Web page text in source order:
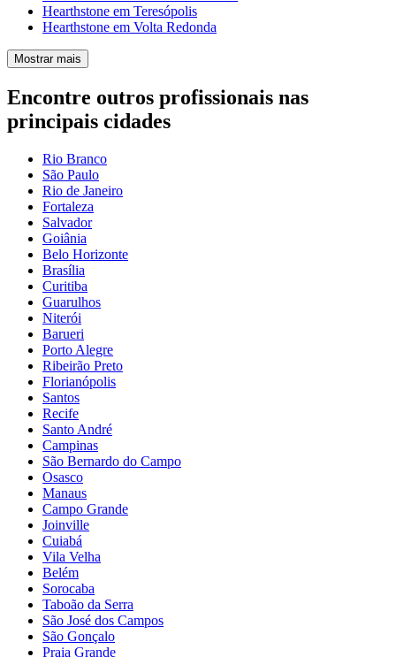
Hearthstone em Teresópolis
Hearthstone em Volta Redonda
Mostrar mais
Encontre outros profissionais nas
principais cidades
Rio Branco
São Paulo
Rio de Janeiro
Fortaleza
Salvador
Goiânia
Belo Horizonte
Brasília
Curitiba
Guarulhos
Niterói
Barueri
Porto Alegre
Ribeirão Preto
Florianópolis
Santos
Recife
Santo André
Campinas
São Bernardo do Campo
Osasco
Manaus
Campo Grande
Joinville
Cuiabá
Vila Velha
Belém
Sorocaba
Taboão da Serra
São José dos Campos
São Gonçalo
Praia Grande